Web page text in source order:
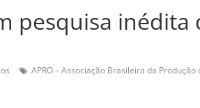
pesquisa inédita
APRO – Associação Brasileira da